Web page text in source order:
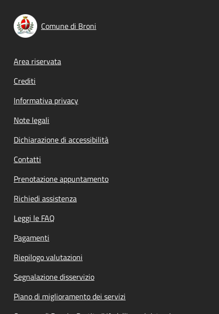
Comune di Broni
Footer menu
Area riservata
Crediti
Informativa privacy
Note legali
Dichiarazione di accessibilità
Contatti
Prenotazione appuntamento
Richiedi assistenza
Leggi le FAQ
Pagamenti
Riepilogo valutazioni
Segnalazione disservizio
Piano di miglioramento dei servizi